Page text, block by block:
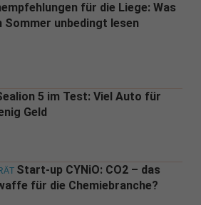
für die Liege: Was
Sommer unbedingt lesen
5 im Test: Viel Auto für
Geld
Start-up CYNiO: CO2 – das
für die Chemiebranche?